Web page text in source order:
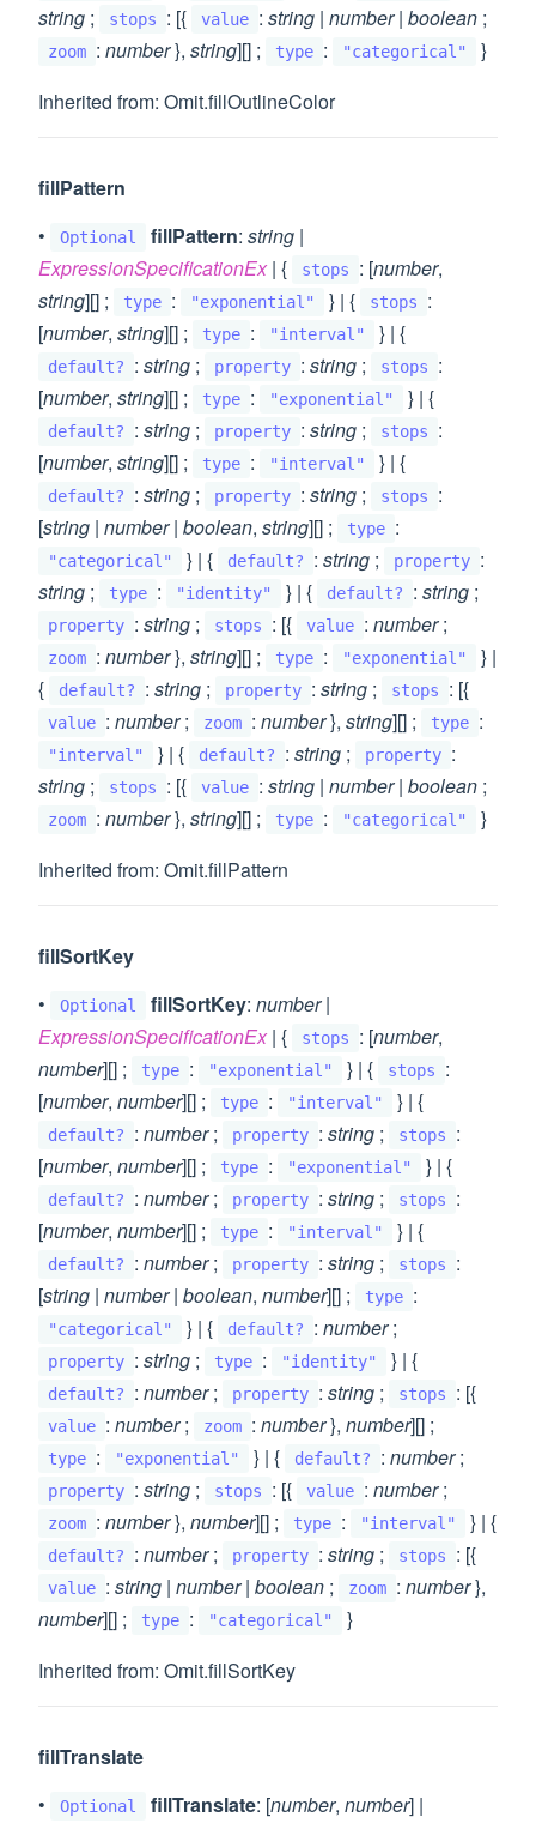
string ; stops : [{ value : string | number| boolean ;
zoom : number}, string][] ; type : "categorical"
}
Inherited from: Omit.fillOutlineColor
fillPattern
•
Optional fillPattern: string |
ExpressionSpecificationEx| { stops : [number,
string][] ; type : "exponential" } | { stops
:
[number, string][] ; type : "interval" } | {
default? : string ; property : string ; stops
:
[number, string][] ; type : "exponential" } | {
default? : string ; property : string ; stops
:
[number, string][] ; type : "interval" } | {
default? : string ; property : string ; stops
:
[string | number| boolean, string][] ; type :
"categorical" } | { default? : string ; property :
string ; type : "identity" } | { default? : string ;
property : string ; stops : [{ value : number;
zoom : number}, string][] ; type : "exponential"
} |
{
default? : string ; property : string ; stops : [{
value : number; zoom : number}, string][] ; type :
"interval" } | { default? : string ; property :
string ; stops : [{ value : string | number| boolean ;
zoom : number}, string][] ; type : "categorical"
}
Inherited from: Omit.fillPattern
fillSortKey
•
Optional fillSortKey: number|
ExpressionSpecificationEx| { stops : [number,
number][] ; type : "exponential" } | { stops
:
[number, number][] ; type : "interval" } | {
default? : number; property : string ; stops
:
[number, number][] ; type : "exponential" } | {
default? : number; property : string ; stops
:
[number, number][] ; type : "interval" } | {
default? : number; property : string ; stops
:
[string | number| boolean, number][] ; type :
"categorical" } | { default? : number;
property : string ; type : "identity" } | {
default? : number; property : string ; stops : [{
value : number; zoom : number}, number][] ;
type : "exponential" } | { default? : number;
property : string ; stops : [{ value : number;
zoom : number}, number][] ; type : "interval" } | {
default? : number; property : string ; stops : [{
value : string | number| boolean ; zoom : number},
number][] ; type : "categorical"
}
Inherited from: Omit.fillSortKey
fillTranslate
•
Optional fillTranslate: [number, number] |